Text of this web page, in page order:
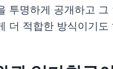
투명하게 공개하고
더 적합한 방식이기도